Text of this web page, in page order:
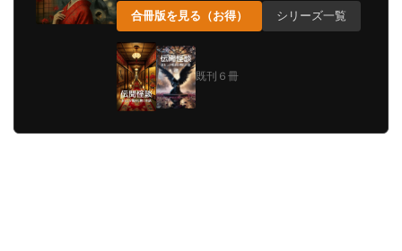
合冊版を見る（お得） シリーズ一覧
既刊６冊